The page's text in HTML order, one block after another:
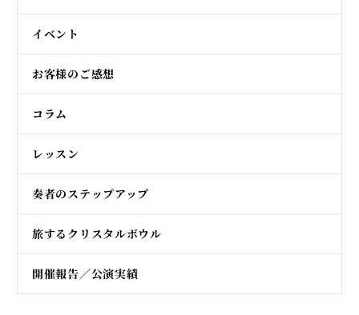
イベント
お客様のご感想
コラム
レッスン
奏者のステップアップ
旅するクリスタルボウル
開催報告／公演実績